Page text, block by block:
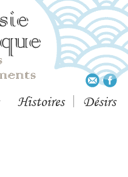
Histoires Désirs